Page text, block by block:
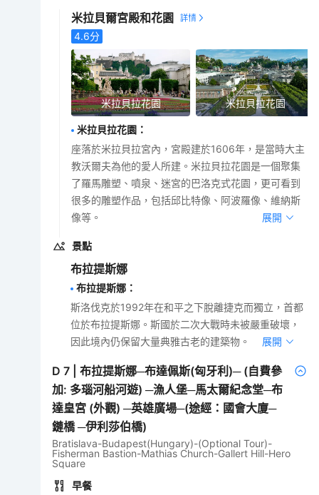
米拉貝爾宮殿和花園
4.6分
米拉貝拉花園 米拉貝拉花園
米拉貝拉花園 ：
座落於米拉貝拉宮內，宮殿建於1606年，是當時大主
教沃爾夫為他的愛人所建。米拉貝拉花園是一個聚集
了羅馬雕塑、噴泉、迷宮的巴洛克式花園，更可看到
很多的雕塑作品，包括邱比特像、阿波羅像、維納斯
像等。
展開
景點
布拉提斯娜
布拉提斯娜 ：
斯洛伐克於1992年在和平之下脫離捷克而獨立，首都
位於布拉提斯娜。斯國於二次大戰時未被嚴重破壞，
因此境內仍保留大量典雅古老的建築物。
展開
D7 |布拉提斯娜─布達佩斯(匈牙利)─ (自費參
加: 多瑙河船河遊) ─漁人堡─馬太爾紀念堂─布
達皇宮 (外觀) ─英雄廣場─(途經：國會大廈─
鏈橋 ─伊利莎伯橋)
Bratislava-Budapest(Hungary)-(Optional Tour)-
Fisherman Bastion-Mathias Church-Gallert Hill-Hero
Square
早餐